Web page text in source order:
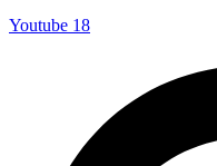
Youtube 18